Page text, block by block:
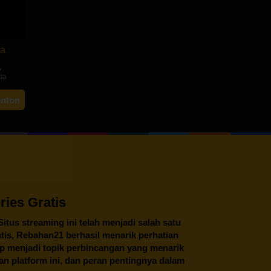
,
Gratis
streaming ini telah menjadi salah satu
Rebahan21berhasil menarik perhatian
menjadi topik perbincangan yang menarik
platform ini, dan peran pentingnya dalam